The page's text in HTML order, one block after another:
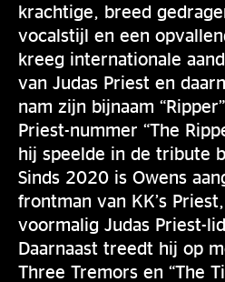
krachtige, breed
vocalstijl en een
kreeg internationale
van Judas Priest en
nam zijn bijnaam
Priest-nummer “The
hij speelde in de tribute
Sinds 2020 is Owens
frontman van KK’s
voormalig Judas Priest-
Daarnaast treedt hij op
Three Tremors en “The